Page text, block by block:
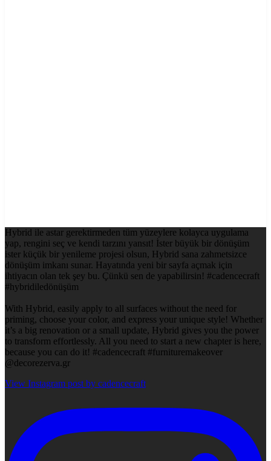
Hybrid ile astar gerektirmeden tüm yüzeylere kolayca uygulama
yap, rengini seç ve kendi tarzını yansıt! İster büyük bir dönüşüm
ister küçük bir yenileme projesi olsun, Hybrid sana zahmetsizce
dönüşüm imkanı sunar. Hayatında yeni bir sayfa açmak için
ihtiyacın olan tek şey bu. Çünkü sen de yapabilirsin! #cadencecraft
#hybridiledönüşüm
With Hybrid, easily apply to all surfaces without the need for
priming, choose your color, and express your unique style! Whether
it’s a big renovation or a small update, Hybrid gives you the power
to transform effortlessly. All you need to start a new chapter is here,
because you can do it! #cadencecraft #furnituremakeover
@decorezerva.gr
View Instagram post by cadencecraft